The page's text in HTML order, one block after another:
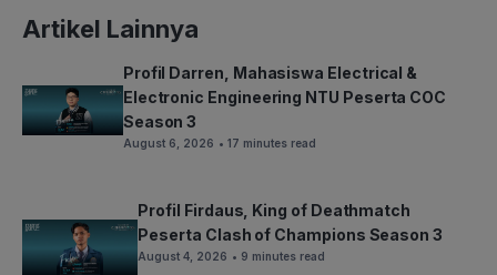
Artikel Lainnya
Profil Darren, Mahasiswa Electrical &
Electronic Engineering NTU Peserta COC
Season 3
August 6, 2026 • 17 minutes read
Profil Firdaus, King of Deathmatch
Peserta Clash of Champions Season 3
August 4, 2026 • 9 minutes read